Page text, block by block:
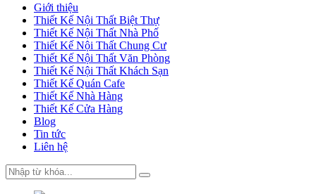
Giới thiệu
Thiết Kế Nội Thất Biệt Thự
Thiết Kế Nội Thất Nhà Phố
Thiết Kế Nội Thất Chung Cư
Thiết Kế Nội Thất Văn Phòng
Thiết Kế Nội Thất Khách Sạn
Thiết Kế Quán Cafe
Thiết Kế Nhà Hàng
Thiết Kế Cửa Hàng
Blog
Tin tức
Liên hệ